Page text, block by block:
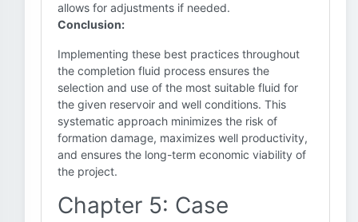
allows for adjustments if needed.
Conclusion:
Implementing these best practices throughout
the completion fluid process ensures the
selection and use of the most suitable fluid for
the given reservoir and well conditions. This
systematic approach minimizes the risk of
formation damage, maximizes well productivity,
and ensures the long-term economic viability of
the project.
Chapter 5: Case